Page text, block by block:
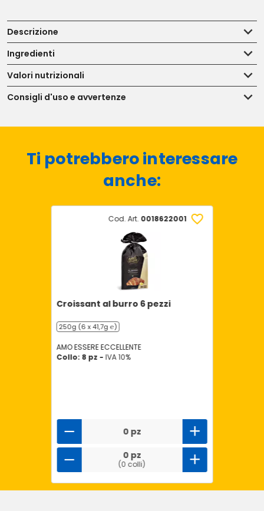
Descrizione
Ingredienti
Valori nutrizionali
Consigli d'uso e avvertenze
Ti potrebbero interessare
anche:
Cod. Art. 0018622001
Croissant al burro 6 pezzi
250g (6 x 41,7g ℮)
AMO ESSERE ECCELLENTE
Collo: 8 pz - IVA 10%
0 pz
0 pz
(0 colli)